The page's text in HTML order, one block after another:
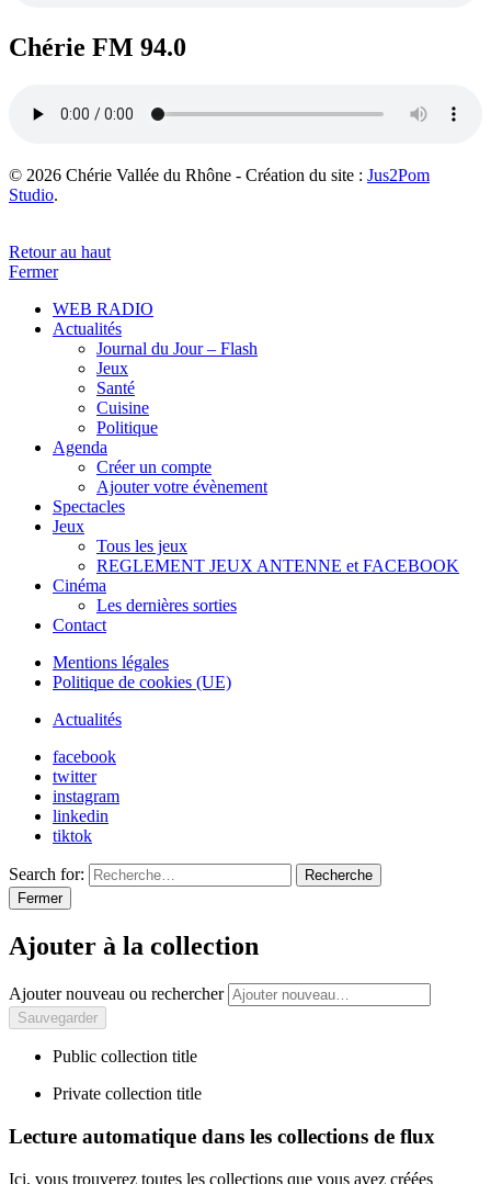
Chérie FM 94.0
© 2026 Chérie Vallée du Rhône - Création du site : Jus2Pom
Studio.
Retour au haut
Fermer
WEB RADIO
Actualités
Journal du Jour – Flash
Jeux
Santé
Cuisine
Politique
Agenda
Créer un compte
Ajouter votre évènement
Spectacles
Jeux
Tous les jeux
REGLEMENT JEUX ANTENNE et FACEBOOK
Cinéma
Les dernières sorties
Contact
Mentions légales
Politique de cookies (UE)
Actualités
facebook
twitter
instagram
linkedin
tiktok
Search for:
Recherche
Fermer
Ajouter à la collection
Ajouter nouveau ou rechercher
Public collection title
Private collection title
Lecture automatique dans les collections de flux
Ici, vous trouverez toutes les collections que vous avez créées